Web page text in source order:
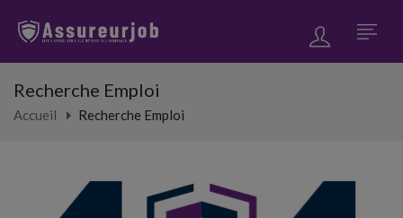
Recherche Emploi
Accueil Recherche Emploi